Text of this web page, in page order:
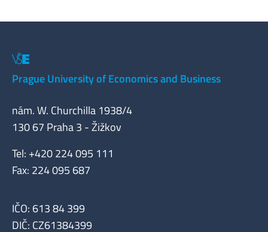
Prague University of Economics and Business
nám. W. Churchilla 1938/4
130 67 Praha 3 - Žižkov
Tel: +420 224 095 111
Fax: 224 095 687
IČO: 613 84 399
DIČ: CZ61384399